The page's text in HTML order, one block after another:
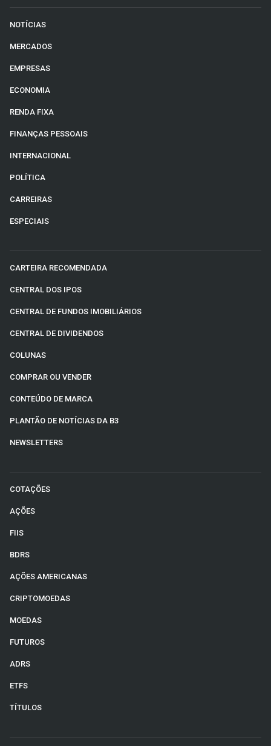
NOTÍCIAS
MERCADOS
EMPRESAS
ECONOMIA
RENDA FIXA
FINANÇAS PESSOAIS
INTERNACIONAL
POLÍTICA
CARREIRAS
ESPECIAIS
CARTEIRA RECOMENDADA
CENTRAL DOS IPOS
CENTRAL DE FUNDOS IMOBILIÁRIOS
CENTRAL DE DIVIDENDOS
COLUNAS
COMPRAR OU VENDER
CONTEÚDO DE MARCA
PLANTÃO DE NOTÍCIAS DA B3
NEWSLETTERS
COTAÇÕES
AÇÕES
FIIS
BDRS
AÇÕES AMERICANAS
CRIPTOMOEDAS
MOEDAS
FUTUROS
ADRS
ETFS
TÍTULOS